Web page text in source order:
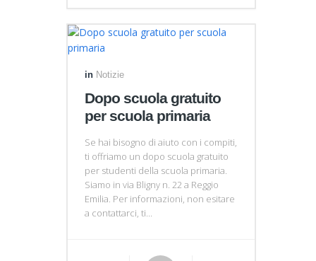
in Notizie
Dopo scuola gratuito
per scuola primaria
Se hai bisogno di aiuto con i compiti,
ti offriamo un dopo scuola gratuito
per studenti della scuola primaria.
Siamo in via Bligny n. 22 a Reggio
Emilia. Per informazioni, non esitare
a contattarci, ti...